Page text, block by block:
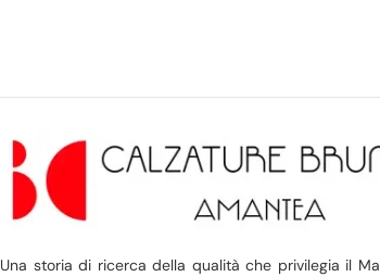
Una storia di ricerca della qualità che privilegia il